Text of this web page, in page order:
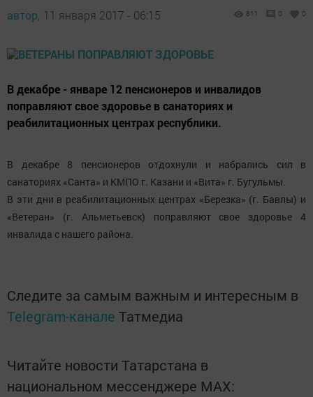
автор, 11 января 2017 - 06:15 811 0 0
В декабре - январе 12 пенсионеров и инвалидов
поправляют свое здоровье в санаториях и
реабилитационных центрах республики.
В декабре 8 пенсионеров отдохнули и набрались сил в
санаториях «Санта» и КМПО г. Казани и «Вита» г. Бугульмы.
В эти дни в реабилитационных центрах «Березка» (г. Бавлы) и
«Ветеран» (г. Альметьевск) поправляют свое здоровье 4
инвалида с нашего района.
Следите за самым важным и интересным в
Telegram-канале Татмедиа
Читайте новости Татарстана в
национальном мессенджере MАХ: